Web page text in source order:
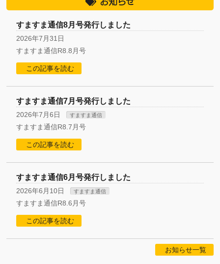
すますま通信8月号発行しました
2026年7月31日
すますま通信R8.8月号
この記事を読む
すますま通信7月号発行しました
2026年7月6日 すますま通信
すますま通信R8.7月号
この記事を読む
すますま通信6月号発行しました
2026年6月10日 すますま通信
すますま通信R8.6月号
この記事を読む
お知らせ一覧